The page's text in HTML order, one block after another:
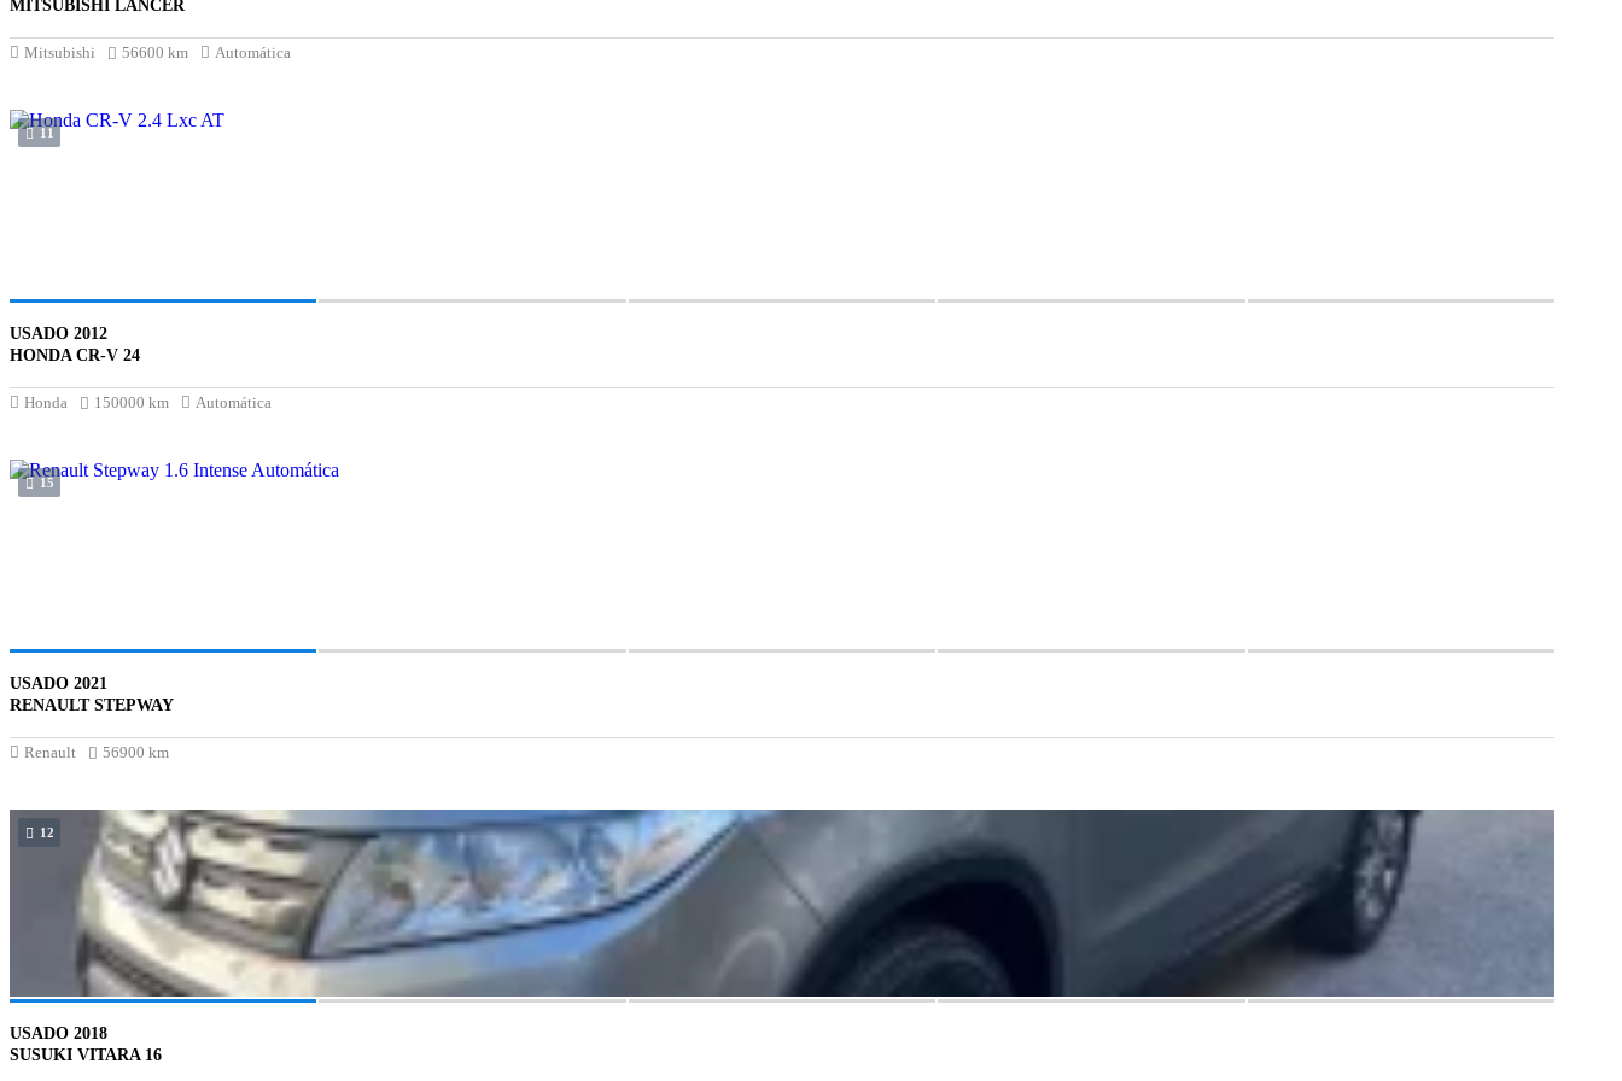
MITSUBISHI LANCER
Mitsubishi 56600 km Automática
11
USADO 2012
HONDA CR-V 24
Honda 150000 km Automática
15
USADO 2021
RENAULT STEPWAY
Renault 56900 km
12
USADO 2018
SUSUKI VITARA 16